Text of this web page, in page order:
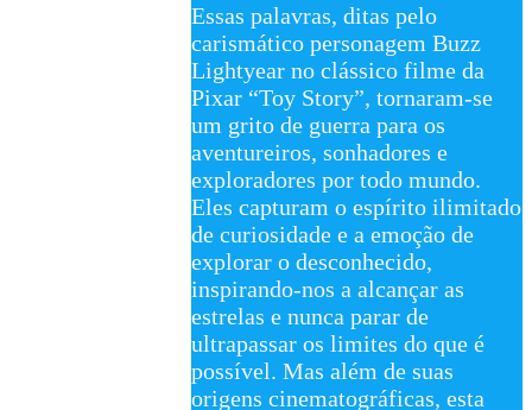
Essas palavras, ditas pelo
carismático personagem Buzz
Lightyear no clássico filme da
Pixar “Toy Story”, tornaram-se
um grito de guerra para os
aventureiros, sonhadores e
exploradores por todo mundo.
Eles capturam o espírito ilimitado
de curiosidade e a emoção de
explorar o desconhecido,
inspirando-nos a alcançar as
estrelas e nunca parar de
ultrapassar os limites do que é
possível. Mas além de suas
origens cinematográficas, esta